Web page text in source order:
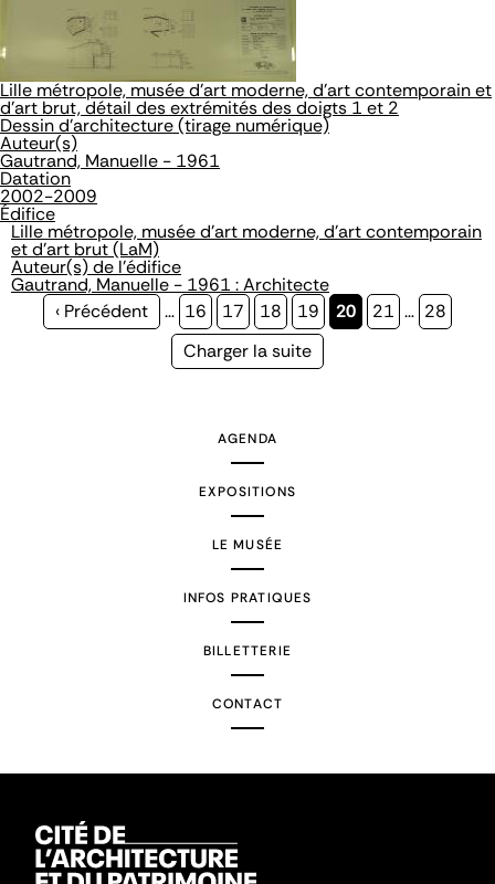
Lille métropole, musée d'art moderne, d'art contemporain et
d'art brut, détail des extrémités des doigts 1 et 2
Dessin d'architecture (tirage numérique)
Auteur(s)
Gautrand, Manuelle - 1961
Datation
2002-2009
Édifice
Lille métropole, musée d'art moderne, d'art contemporain
et d'art brut (LaM)
Auteur(s) de l'édifice
Gautrand, Manuelle - 1961 : Architecte
Page
‹ Précédent … Page
16 Page
17 Page
18 Page
19
Page
20 Page
21 … Page
28
Page
Charger la suite
AGENDA
EXPOSITIONS
LE MUSÉE
INFOS PRATIQUES
BILLETTERIE
CONTACT